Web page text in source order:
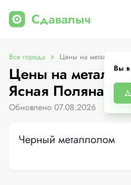
Вы в
Все города Цены на металлолом
Цены на
Ясная Поляна
Обновлено 07.08.2026
Черный металлолом